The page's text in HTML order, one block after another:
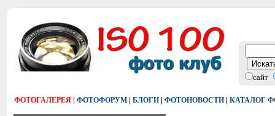
сайт
ФОТОГАЛЕРЕЯ | ФОТОФОРУМ | БЛОГИ | ФОТОНОВОСТИ | КАТАЛОГ